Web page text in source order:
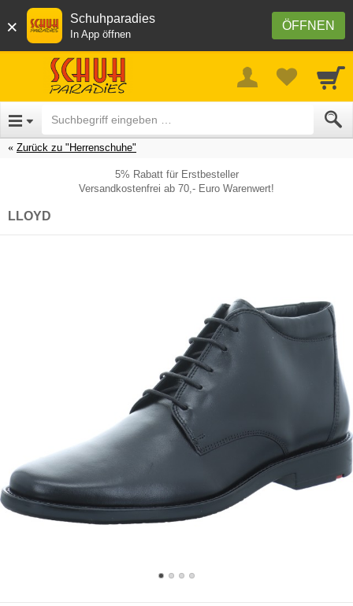
× ÖFFNEN
Schuhparadies
In App öffnen
Zurück zu "Herrenschuhe"
5% Rabatt für Erstbesteller
Versandkostenfrei ab 70,- Euro Warenwert!
LLOYD